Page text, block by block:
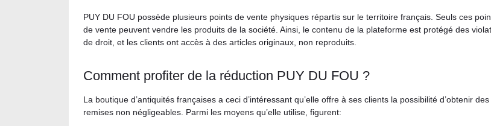
PUY DU FOU possède plusieurs points de vente physiques répartis sur le territoire français. Seuls ces
de vente peuvent vendre les produits de la société. Ainsi, le contenu de la plateforme est protégé des
de droit, et les clients ont accès à des articles originaux, non reproduits.
Comment profiter de la réduction PUY DU FOU ?
La boutique d’antiquités françaises a ceci d’intéressant qu’elle offre à ses clients la possibilité d’obtenir des
remises non négligeables. Parmi les moyens qu’elle utilise, figurent: